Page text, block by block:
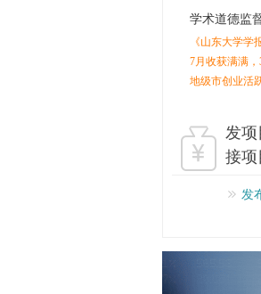
学术道德监
《山东大学学
版》终审后又
7月收获满满
用！！！感谢
地级市创业活
发项
接项
发